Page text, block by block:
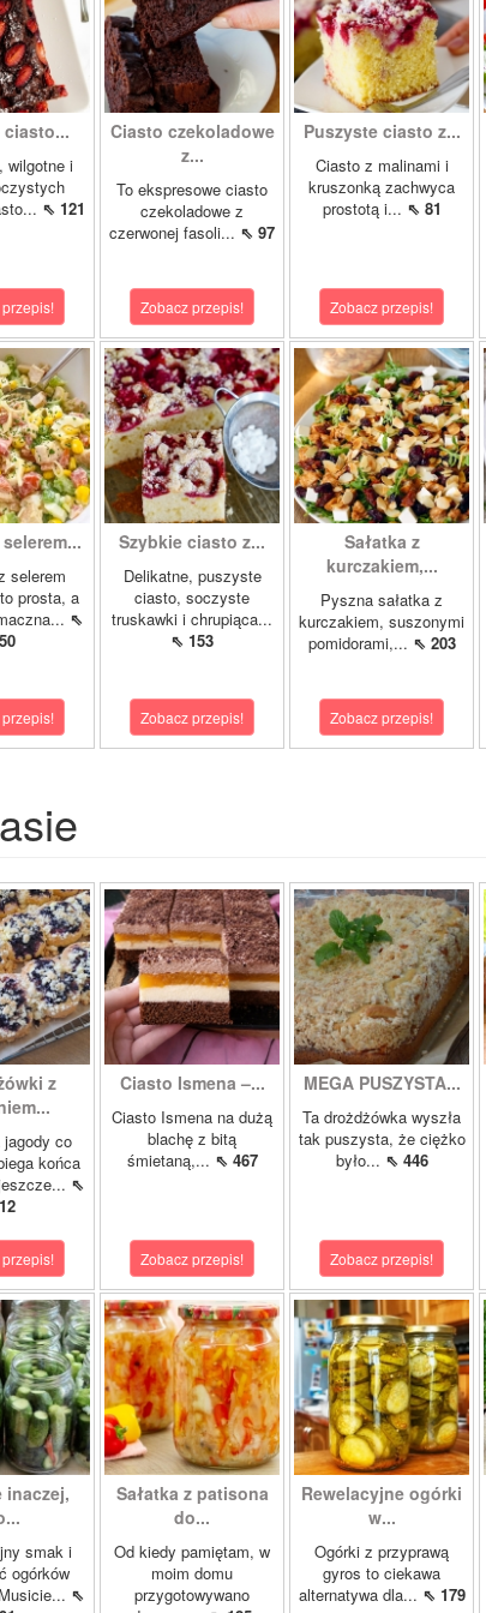
ciasto...
wilgotne i
⇖ 121
Ciasto czekoladowe
z...
To ekspresowe ciasto
czekoladowe z
czerwonej fasoli... ⇖ 97
Zobacz przepis!
Puszyste ciasto z...
Ciasto z malinami i
kruszonką zachwyca
prostotą i... ⇖ 81
Zobacz przepis!
selerem
prosta, a
⇖
Szybkie ciasto z...
Delikatne, puszyste
ciasto, soczyste
truskawki i chrupiąca...
⇖ 153
Zobacz przepis!
Sałatka z
kurczakiem,...
Pyszna sałatka z
kurczakiem, suszonymi
pomidorami,... ⇖ 203
Zobacz przepis!
z
co
końca
⇖
Ciasto Ismena –...
Ciasto Ismena na dużą
blachę z bitą
śmietaną,... ⇖ 467
Zobacz przepis!
MEGA PUSZYSTA...
Ta drożdżówka wyszła
tak puszysta, że ciężko
było... ⇖ 446
Zobacz przepis!
inaczej,
smak i
ogórków
⇖
Sałatka z patisona
do...
Od kiedy pamiętam, w
moim domu
przygotowywano
Rewelacyjne ogórki
w...
Ogórki z przyprawą
gyros to ciekawa
alternatywa dla... ⇖ 179